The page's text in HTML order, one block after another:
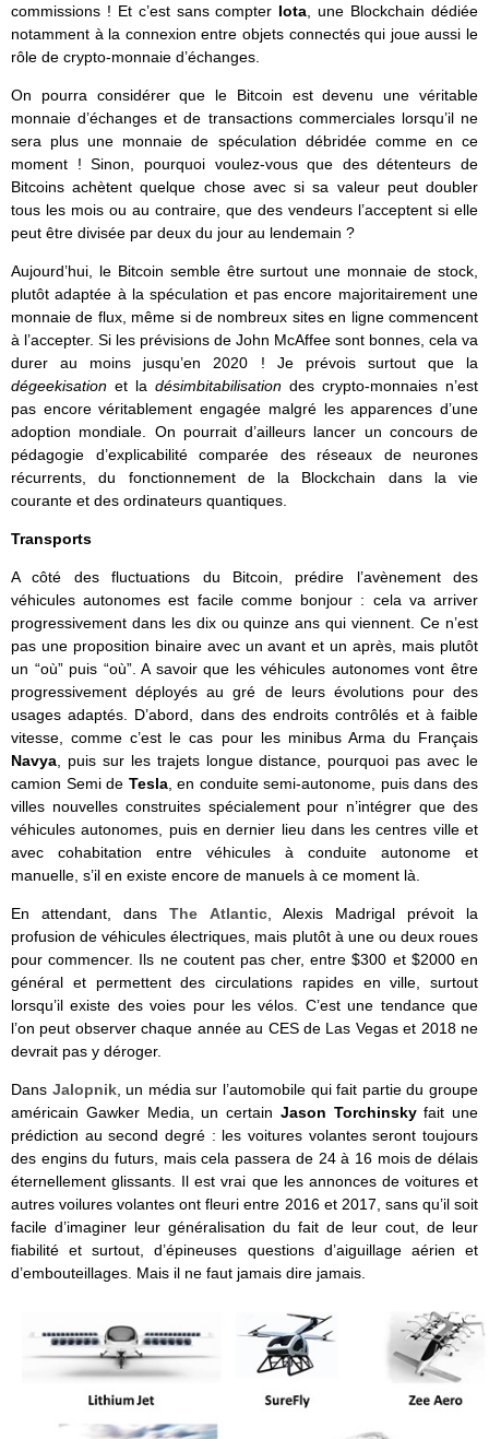
commissions ! Et c’est sans compter Iota , une Blockchain dédiée
notamment à la connexion entre objets connectés qui joue aussi le
rôle de crypto-monnaie d’échanges.
On pourra considérer que le Bitcoin est devenu une véritable
monnaie d’échanges et de transactions commerciales lorsqu’il ne
sera plus une monnaie de spéculation débridée comme en ce
moment ! Sinon, pourquoi voulez-vous que des détenteurs de
Bitcoins achètent quelque chose avec si sa valeur peut doubler
tous les mois ou au contraire, que des vendeurs l’acceptent si elle
peut être divisée par deux du jour au lendemain ?
Aujourd’hui, le Bitcoin semble être surtout une monnaie de stock,
plutôt adaptée à la spéculation et pas encore majoritairement une
monnaie de flux, même si de nombreux sites en ligne commencent
à l’accepter. Si les prévisions de John McAffee sont bonnes, cela va
durer au moins jusqu’en 2020 ! Je prévois surtout que la
dégeekisation et la désimbitabilisation des crypto-monnaies n’est
pas encore véritablement engagée malgré les apparences d’une
adoption mondiale. On pourrait d’ailleurs lancer un concours de
pédagogie d’explicabilité comparée des réseaux de neurones
récurrents, du fonctionnement de la Blockchain dans la vie
courante et des ordinateurs quantiques.
Transports
A côté des fluctuations du Bitcoin, prédire l’avènement des
véhicules autonomes est facile comme bonjour : cela va arriver
progressivement dans les dix ou quinze ans qui viennent. Ce n’est
pas une proposition binaire avec un avant et un après, mais plutôt
un “où” puis “où”. A savoir que les véhicules autonomes vont être
progressivement déployés au gré de leurs évolutions pour des
usages adaptés. D’abord, dans des endroits contrôlés et à faible
vitesse, comme c’est le cas pour les minibus Arma du Français
Navya, puis sur les trajets longue distance, pourquoi pas avec le
camion Semi de Tesla, en conduite semi-autonome, puis dans des
villes nouvelles construites spécialement pour n’intégrer que des
véhicules autonomes, puis en dernier lieu dans les centres ville et
avec cohabitation entre véhicules à conduite autonome et
manuelle, s’il en existe encore de manuels à ce moment là.
En attendant, dansThe Atlantic, Alexis Madrigal prévoit la
profusion de véhicules électriques, mais plutôt à une ou deux roues
pour commencer. Ils ne coutent pas cher, entre $300 et $2000 en
général et permettent des circulations rapides en ville, surtout
lorsqu’il existe des voies pour les vélos. C’est une tendance que
l’on peut observer chaque année au CES de Las Vegas et 2018 ne
devrait pas y déroger.
Dans Jalopnik, un média sur l’automobile qui fait partie du groupe
américain Gawker Media, un certain Jason Torchinskyfait une
prédiction au second degré : les voitures volantes seront toujours
des engins du futurs, mais cela passera de 24 à 16 mois de délais
éternellement glissants. Il est vrai que les annonces de voitures et
autres voilures volantes ont fleuri entre 2016 et 2017, sans qu’il soit
facile d’imaginer leur généralisation du fait de leur cout, de leur
fiabilité et surtout, d’épineuses questions d’aiguillage aérien et
d’embouteillages. Mais il ne faut jamais dire jamais.